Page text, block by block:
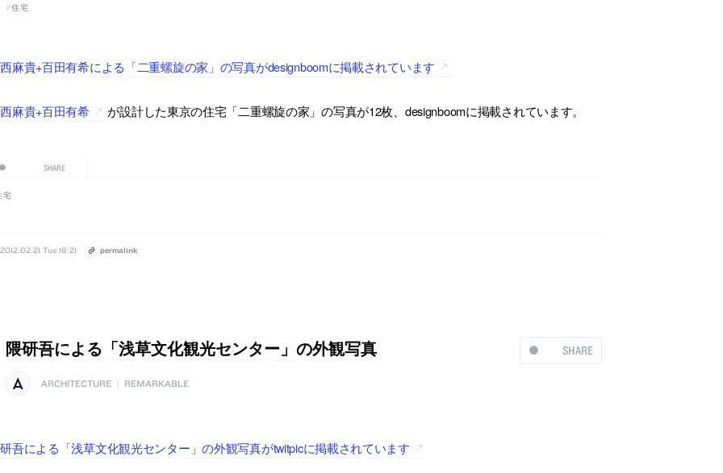
住宅
麻貴+百田有希による「二重螺旋の家」の写真がdesignboomに掲載されています
麻貴+百田有希 が設計した東京の住宅「二重螺旋の家」の写真が12枚、designboomに掲載されています。
SHARE
宅
2012.02.21 Tue 18:21 permalink
SHARE
隈研吾による「浅草文化観光センター」の外観写真
ARCHITECTURE | REMARKABLE
吾による「浅草文化観光センター」の外観写真がtwitpicに掲載されています